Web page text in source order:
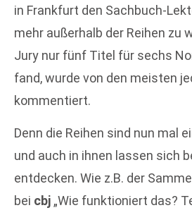
in Frankfurt den Sachbuch-
mehr außerhalb der Reihen zu
Jury nur fünf Titel für sechs
fand, wurde von den meisten
kommentiert.
Denn die Reihen sind nun mal
und auch in ihnen lassen sich
entdecken. Wie z.B. der
bei cbj „Wie funktioniert das?